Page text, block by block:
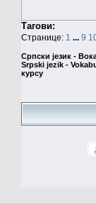
Тагови:
Странице: 1 ... 9
Српски језик -
Srpski jezik -
курсу